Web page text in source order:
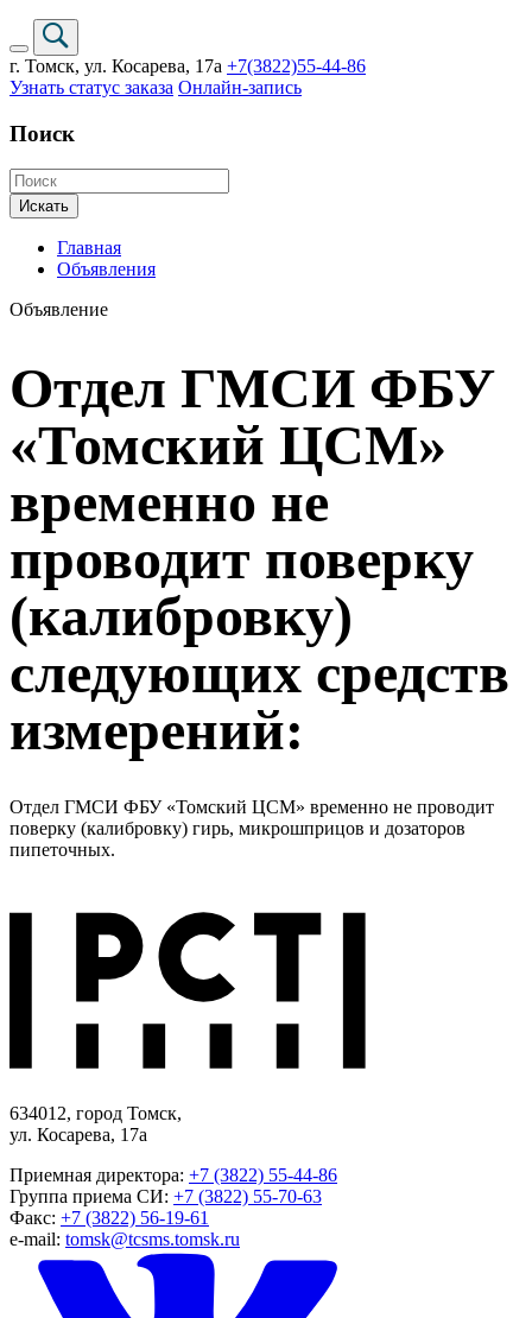
г. Томск, ул. Косарева, 17а +7(3822)55-44-86
Узнать статус заказа Онлайн-запись
Поиск
Искать
Главная
Объявления
Объявление
Отдел ГМСИ ФБУ
«Томский ЦСМ»
временно не
проводит поверку
(калибровку)
следующих средств
измерений:
Отдел ГМСИ ФБУ «Томский ЦСМ» временно не проводит
поверку (калибровку) гирь, микрошприцов и дозаторов
пипеточных.
634012, город Томск,
ул. Косарева, 17а
Приемная директора: +7 (3822) 55-44-86
Группа приема СИ: +7 (3822) 55-70-63
Факс: +7 (3822) 56-19-61
e-mail: tomsk@tcsms.tomsk.ru